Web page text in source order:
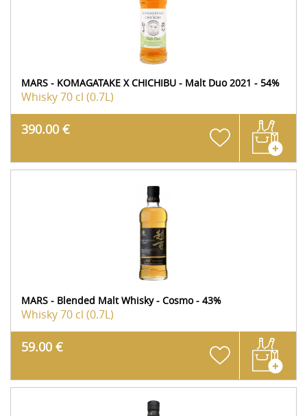
MARS - KOMAGATAKE X CHICHIBU - Malt Duo 2021 - 54%
Whisky70 cl (0.7L)
390.00 €
MARS - Blended Malt Whisky - Cosmo - 43%
Whisky70 cl (0.7L)
59.00 €